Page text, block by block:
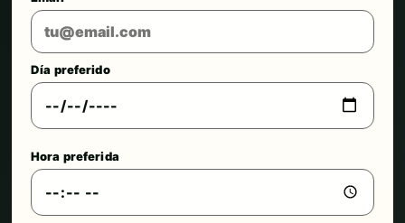
Día preferido
Hora preferida